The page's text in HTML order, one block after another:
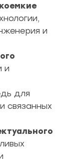
и
и
для
связанных